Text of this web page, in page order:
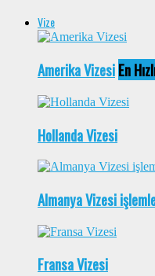
Vize
Amerika VizesiEn
Hollanda Vizesi
Almanya Vizesi
Fransa Vizesi